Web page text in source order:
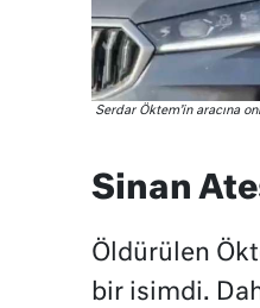
Serdar Öktem’in aracına
Sinan
Öldürülen
bir isimdi.